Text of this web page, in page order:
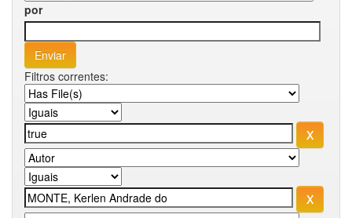
por
Filtros correntes: